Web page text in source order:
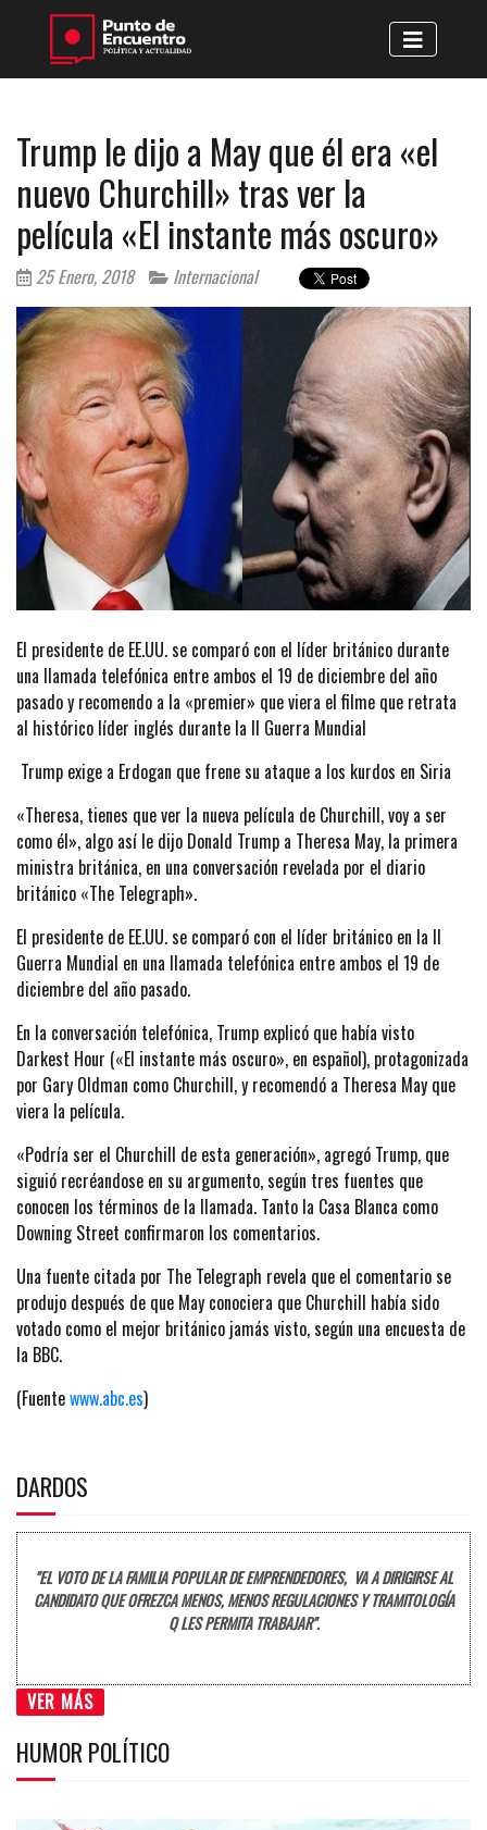
Trump le dijo a May que él era «el
nuevo Churchill» tras ver la
película «El instante más oscuro»
25 Enero, 2018 Internacional
El presidente de EE.UU. se comparó con el líder británico durante
una llamada telefónica entre ambos el 19 de diciembre del año
pasado y recomendo a la «premier» que viera el filme que retrata
al histórico líder inglés durante la II Guerra Mundial
Trump exige a Erdogan que frene su ataque a los kurdos en Siria
«Theresa, tienes que ver la nueva película de Churchill, voy a ser
como él», algo así le dijo Donald Trump a Theresa May, la primera
ministra británica, en una conversación revelada por el diario
británico «The Telegraph».
El presidente de EE.UU. se comparó con el líder británico en la II
Guerra Mundial en una llamada telefónica entre ambos el 19 de
diciembre del año pasado.
En la conversación telefónica, Trump explicó que había visto
Darkest Hour («El instante más oscuro», en español), protagonizada
por Gary Oldman como Churchill, y recomendó a Theresa May que
viera la película.
«Podría ser el Churchill de esta generación», agregó Trump, que
siguió recréandose en su argumento, según tres fuentes que
conocen los términos de la llamada. Tanto la Casa Blanca como
Downing Street confirmaron los comentarios.
Una fuente citada por The Telegraph revela que el comentario se
produjo después de que May conociera que Churchill había sido
votado como el mejor británico jamás visto, según una encuesta de
la BBC.
(Fuentewww.abc.es)
DARDOS
"EL VOTO DE LA FAMILIA POPULAR DE EMPRENDEDORES, VA A DIRIGIRSE AL
CANDIDATO QUE OFREZCA MENOS, MENOS REGULACIONES Y TRAMITOLOGÍA
Q LES PERMITA TRABAJAR".
VER MÁS
HUMOR POLÍTICO